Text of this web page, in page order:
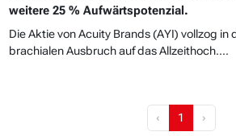
weitere 25 % Aufwärtspotenzial.
Die Aktie von Acuity Brands (AYI) vollzog in
brachialen Ausbruch auf das Allzeithoch....
‹ 1 ›